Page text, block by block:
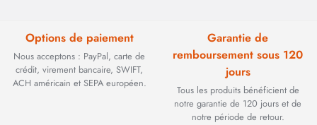
Options de paiement
Nous acceptons : PayPal, carte de
crédit, virement bancaire, SWIFT,
ACH américain et SEPA européen.
Garantie de
remboursement sous 120
jours
Tous les produits bénéficient de
notre garantie de 120 jours et de
notre période de retour.